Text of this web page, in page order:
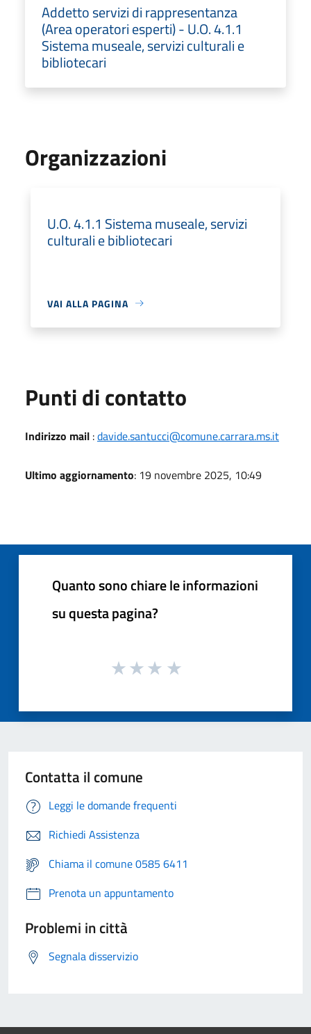
Addetto servizi di rappresentanza
(Area operatori esperti) - U.O. 4.1.1
Sistema museale, servizi culturali e
bibliotecari
Organizzazioni
U.O. 4.1.1 Sistema museale, servizi
culturali e bibliotecari
VAI ALLA PAGINA
Punti di contatto
Indirizzo mail :davide.santucci@comune.carrara.ms.it
Ultimo aggiornamento: 19 novembre 2025, 10:49
Quanto sono chiare le informazioni
su questa pagina?
Contatta il comune
Leggi le domande frequenti
Richiedi Assistenza
Chiama il comune 0585 6411
Prenota un appuntamento
Problemi in città
Segnala disservizio